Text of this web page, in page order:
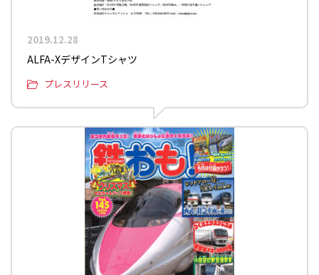
2019.12.28
ALFA-XデザインTシャツ
プレスリリース